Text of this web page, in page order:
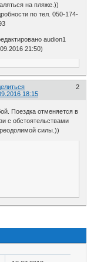
на пляже.))
по тел. 050-174-
audion1
21:50)
2
18:15
Поездка отменяется в
с обстоятельствами
силы.))